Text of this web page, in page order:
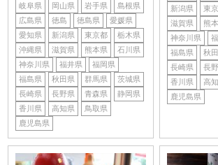
岐阜県
岡山県 岩手県
島根県
広島県
徳島 徳島県
愛媛県
愛知県
新潟県 東京都
栃木県
沖縄県
滋賀県 熊本県
石川県
神奈川県
福井県
福岡県
福島県
秋田県 群馬県
茨城県
長崎県
長野県 青森県
静岡県
香川県
高知県
鳥取県
鹿児島県
新潟県
東
滋賀県
熊
神奈川県
福島県
秋
長崎県
長
香川県
高
鹿児島県